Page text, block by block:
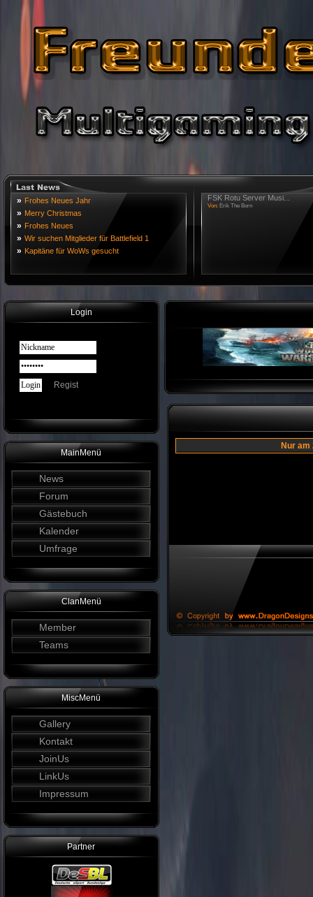
» Frohes Neues Jahr
» Merry Christmas
» Frohes Neues
» Wir suchen Mitglieder für Battlefield 1
» Kapitäne für WoWs gesucht
FSK Rotu Server Musi...
Von: Erik The Born
Login
Regist
MainMenü
News
Forum
Gästebuch
Kalender
Umfrage
ClanMenü
Member
Teams
MiscMenü
Gallery
Kontakt
JoinUs
LinkUs
Impressum
Partner
Nur am